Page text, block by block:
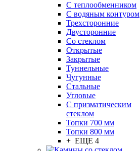
С теплообменником
С водяным контуром
Трехсторонние
Двусторонние
Со стеклом
Открытые
Закрытые
Туннельные
Чугунные
Стальные
Угловые
С призматическим
стеклом
Топки 700 мм
Топки 800 мм
+ ЕЩЕ 4